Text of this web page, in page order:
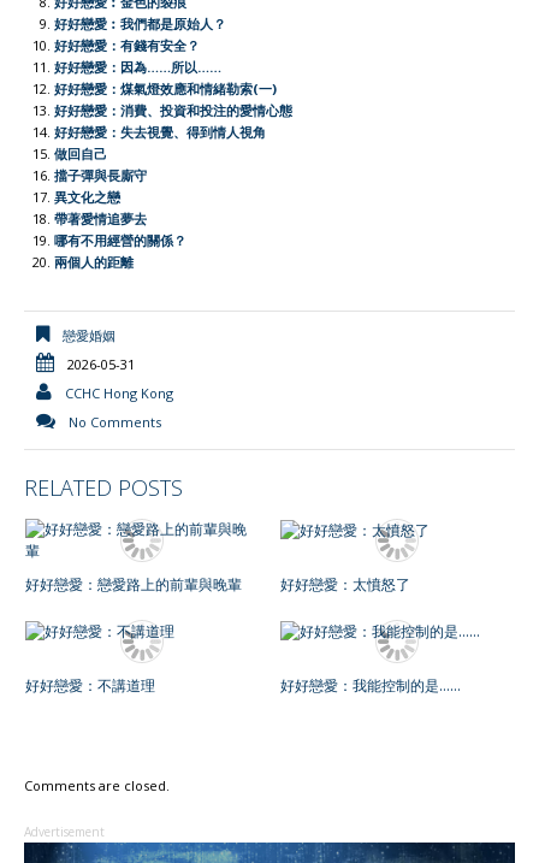
好好戀愛︰我們都是原始人？
好好戀愛：有錢有安全？
好好戀愛：因為……所以……
好好戀愛：煤氣燈效應和情緒勒索(一)
好好戀愛：消費、投資和投注的愛情心態
好好戀愛：失去視覺、得到情人視角
做回自己
擋子彈與長廝守
異文化之戀
帶著愛情追夢去
哪有不用經營的關係？
兩個人的距離
戀愛婚姻
2026-05-31
CCHC Hong Kong
No Comments
RELATED POSTS
好好戀愛：戀愛路上的前輩與晚輩 好好戀愛：太憤怒了
好好戀愛：不講道理 好好戀愛：我能控制的是……
Comments are closed.
Advertisement